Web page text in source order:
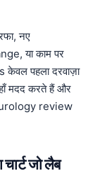
नए
या काम पर
पहला दरवाज़ा
मदद करते हैं और
review
जो लैब